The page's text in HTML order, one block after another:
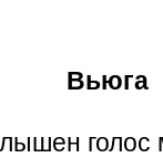
Вьюга
голос